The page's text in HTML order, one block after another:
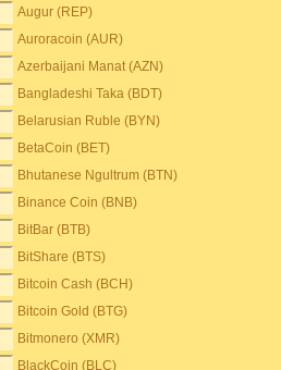
Augur (REP)
Auroracoin (AUR)
Azerbaijani Manat (AZN)
Bangladeshi Taka (BDT)
Belarusian Ruble (BYN)
BetaCoin (BET)
Bhutanese Ngultrum (BTN)
Binance Coin (BNB)
BitBar (BTB)
BitShare (BTS)
Bitcoin Cash (BCH)
Bitcoin Gold (BTG)
Bitmonero (XMR)
BlackCoin (BLC)